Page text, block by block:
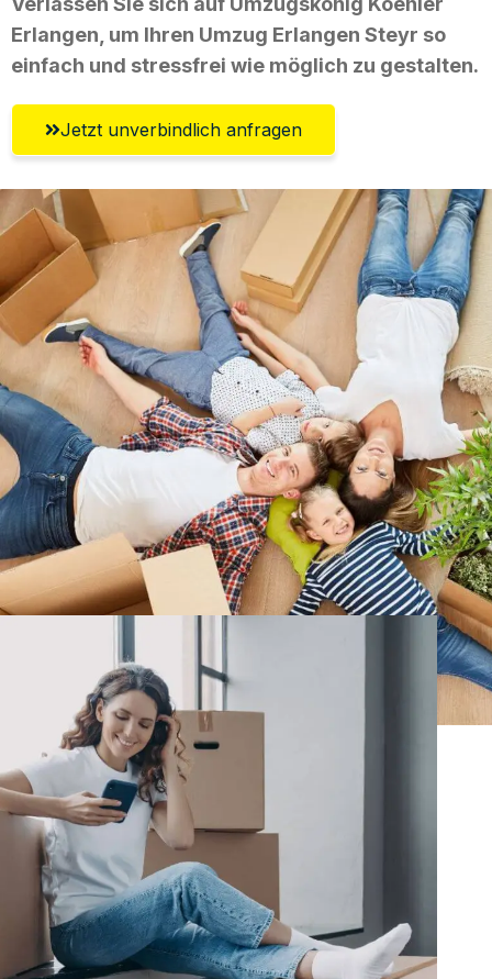
Erlangen, um Ihren Umzug Erlangen Steyr so
einfach und stressfrei wie möglich zu gestalten.
Jetzt unverbindlich anfragen